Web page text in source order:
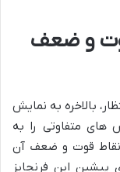
و ضعف
بالاخره به نمایش
های متفاوتی را به
نقاط قوت و ضعف آن
این فرنچایز